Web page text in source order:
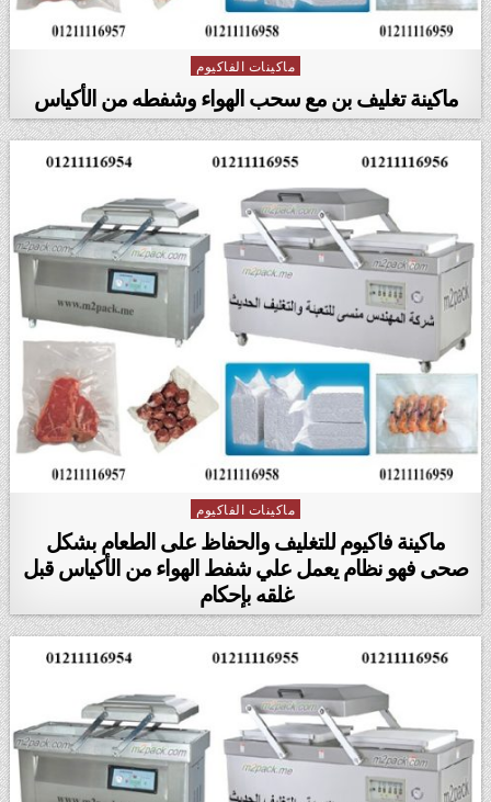
Posted in
ماكينات الفاكيوم
ماكينة تغليف بن مع سحب الهواء وشفطه من الأكياس
Posted in
ماكينات الفاكيوم
ماكينة فاكيوم للتغليف والحفاظ على الطعام بشكل
صحى فهو نظام يعمل علي شفط الهواء من الأكياس قبل
غلقه بإحكام